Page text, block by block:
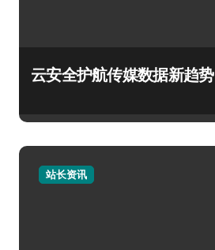
云安全护航传媒数据新趋势
站长资讯